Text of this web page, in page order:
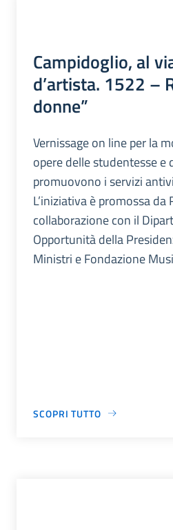
Campidoglio, al
d’artista. 1522 –
donne”
Vernissage on line per la
opere delle studentesse e
promuovono i servizi
L’iniziativa è promossa da
collaborazione con il
Opportunità della
Ministri e Fondazione
SCOPRI TUTTO